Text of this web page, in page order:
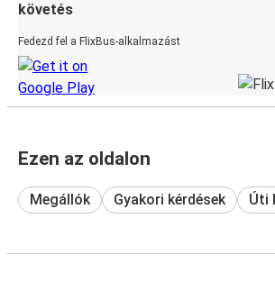
követés
Fedezd fel a FlixBus-alkalmazást
Ezen az oldalon
Megállók Gyakori kérdések Úti